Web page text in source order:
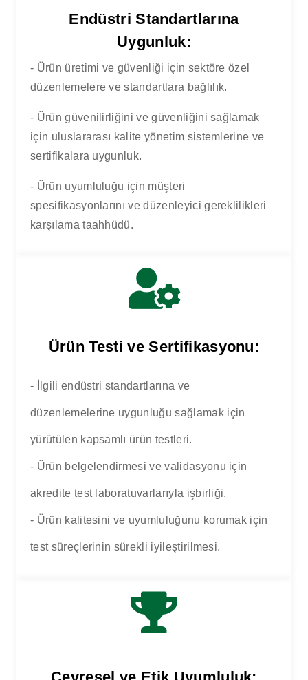
Endüstri Standartlarına
Uygunluk:
- Ürün üretimi ve güvenliği için sektöre özel
düzenlemelere ve standartlara bağlılık.
- Ürün güvenilirliğini ve güvenliğini sağlamak
için uluslararası kalite yönetim sistemlerine ve
sertifikalara uygunluk.
- Ürün uyumluluğu için müşteri
spesifikasyonlarını ve düzenleyici gereklilikleri
karşılama taahhüdü.
Ürün Testi ve Sertifikasyonu:
- İlgili endüstri standartlarına ve
düzenlemelerine uygunluğu sağlamak için
yürütülen kapsamlı ürün testleri.
- Ürün belgelendirmesi ve validasyonu için
akredite test laboratuvarlarıyla işbirliği.
- Ürün kalitesini ve uyumluluğunu korumak için
test süreçlerinin sürekli iyileştirilmesi.